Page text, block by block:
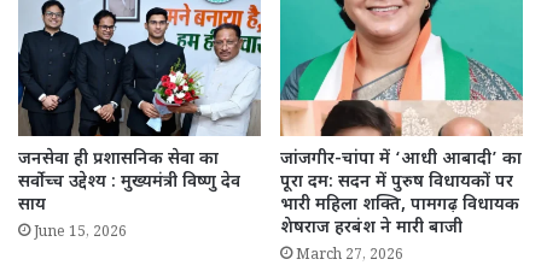
जनसेवा ही प्रशासनिक सेवा का
सर्वोच्च उद्देश्य : मुख्यमंत्री विष्णु देव
साय
June 15, 2026
जांजगीर-चांपा में ‘आधी आबादी’ का
पूरा दम: सदन में पुरुष विधायकों पर
भारी महिला शक्ति, पामगढ़ विधायक
शेषराज हरबंश ने मारी बाजी
March 27, 2026